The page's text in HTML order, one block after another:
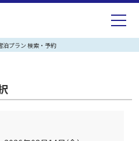
泊プラン 検索・予約